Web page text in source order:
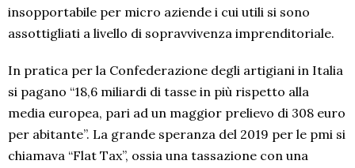
insopportabile per micro aziende i cui utili si sono
assottigliati a livello di sopravvivenza imprenditoriale.
In pratica per la Confederazione degli artigiani in Italia
si pagano “18,6 miliardi di tasse in più rispetto alla
media europea, pari ad un maggior prelievo di 308 euro
per abitante”. La grande speranza del 2019 per le pmi si
chiamava “Flat Tax”, ossia una tassazione con una